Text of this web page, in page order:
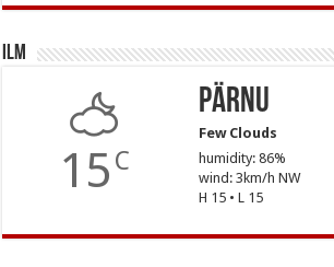
Ilm
15 C
Pärnu
Few Clouds
humidity: 86%
wind: 3km/h NW
H 15 • L 15